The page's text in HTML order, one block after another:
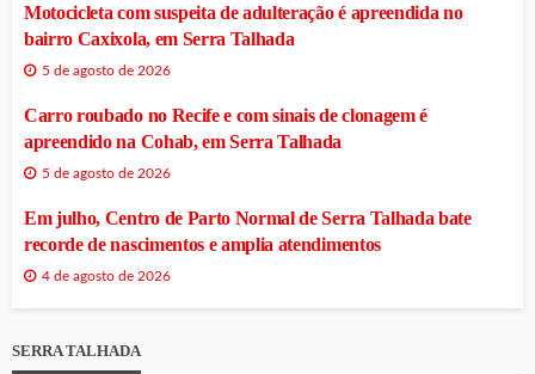
Motocicleta com suspeita de adulteração é apreendida no
bairro Caxixola, em Serra Talhada
5 de agosto de 2026
Carro roubado no Recife e com sinais de clonagem é
apreendido na Cohab, em Serra Talhada
5 de agosto de 2026
Em julho, Centro de Parto Normal de Serra Talhada bate
recorde de nascimentos e amplia atendimentos
4 de agosto de 2026
SERRA TALHADA